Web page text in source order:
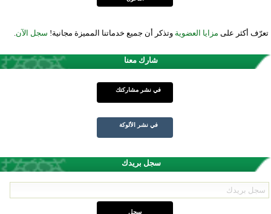
تعرّف أكثر على مزايا العضوية وتذكر أن جميع خدماتنا المميزة مجانية! سجل الآن.
شارك معنا
في نشر مشاركتك
في نشر الألوكة
سجل بريدك